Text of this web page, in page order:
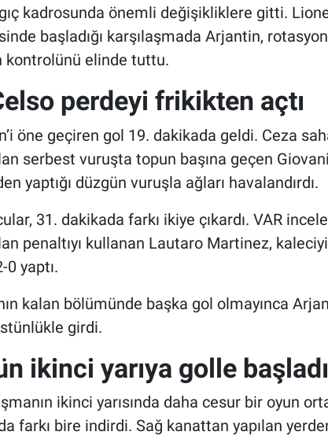
kadrosunda önemli değişikliklere gitti.
başladığı karşılaşmada Arjantin,
kontrolünü elinde tuttu.
perdeyi frikikten açtı
öne geçiren gol 19. dakikada geldi. Ceza
serbest vuruşta topun başına geçen
yaptığı düzgün vuruşla ağları havalandırdı.
31. dakikada farkı ikiye çıkardı. VAR
penaltıyı kullanan Lautaro Martinez,
0 yaptı.
kalan bölümünde başka gol olmayınca
girdi.
ikinci yarıya golle başladı
ikinci yarısında daha cesur bir oyun
farkı bire indirdi. Sağ kanattan yapılan